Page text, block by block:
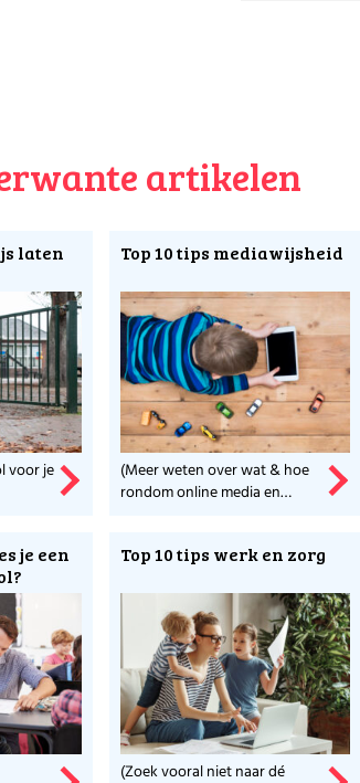
tips.
en ontdek wat zij nog meer voor ouders doet.
artikelen
laten
voor je
Top 10 tips mediawijsheid
(Meer weten over wat & hoe
rondom online media en
je een
Top 10 tips werk en zorg
(Zoek vooral niet naar dé